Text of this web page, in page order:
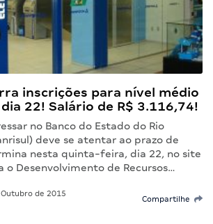
inscrições para nível médio
22! Salário de R$ 3.116,74!
no Banco do Estado do Rio
deve se atentar ao prazo de
nesta quinta-feira, dia 22, no site
o Desenvolvimento de Recursos…
de 2015
Compartilhe